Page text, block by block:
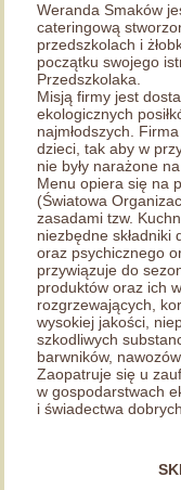
Weranda Smaków
cateringową
przedszkolach i
początku swojego
Przedszkolaka.
Misją firmy jest
ekologicznych
najmłodszych.
dzieci, tak aby w
nie były narażone
Menu opiera się na
(Światowa
zasadami tzw.
niezbędne składniki
oraz psychicznego
przywiązuje do
produktów oraz ich
rozgrzewających,
wysokiej jakości,
szkodliwych
barwników,
Zaopatruje się u
w gospodarstwach
i świadectwa